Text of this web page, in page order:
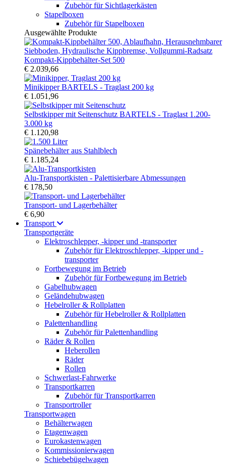
Zubehör für Sichtlagerkästen
Stapelboxen
Zubehör für Stapelboxen
Ausgewählte Produkte
Kompakt-Kippbehälter-Set 500
€ 2.039,66
Minikipper BARTELS - Traglast 200 kg
€ 1.051,96
Selbstkipper mit Seitenschutz BARTELS - Traglast 1.200-
3.000 kg
€ 1.120,98
Spänebehälter aus Stahlblech
€ 1.185,24
Alu-Transportkisten - Palettisierbare Abmessungen
€ 178,50
Transport- und Lagerbehälter
€ 6,90
Transport
Transportgeräte
Elektroschlepper, -kipper und -transporter
Zubehör für Elektroschlepper, -kipper und -
transporter
Fortbewegung im Betrieb
Zubehör für Fortbewegung im Betrieb
Gabelhubwagen
Geländehubwagen
Hebelroller & Rollplatten
Zubehör für Hebelroller & Rollplatten
Palettenhandling
Zubehör für Palettenhandling
Räder & Rollen
Heberollen
Räder
Rollen
Schwerlast-Fahrwerke
Transportkarren
Zubehör für Transportkarren
Transportroller
Transportwagen
Behälterwagen
Etagenwagen
Eurokastenwagen
Kommissionierwagen
Schiebebügelwagen